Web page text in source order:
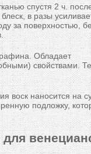
спустя 2 ч.
в разы
за поверхностью,
Обладает
свойствами.
воск наносится на
подложку,